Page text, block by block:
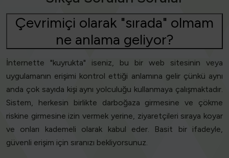
Çevrimiçi olarak "sırada" olmam
ne anlama geliyor?
İnternette "kuyrukta" iseniz, bu bir web sitesinin veya
uygulamanın erişimi kontrol ettiği anlamına gelir çünkü aynı
anda çok sayıda kişi aynı yolculuğu kullanmaya çalışmaktadır.
Sistem, herkesin birlikte darboğaza girmesine ve çökme
riskine girmesine izin vermek yerine, ziyaretçileri sıraya koyar
ve onları kademeli olarak kabul eder. Basit bir ifadeyle,
güvenli erişim için sıranızı bekliyorsunuz.